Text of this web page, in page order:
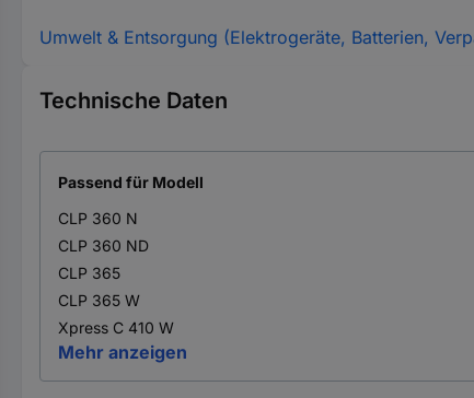
Umwelt & Entsorgung (Elektrogeräte, Batterien,
Technische Daten
Passend für Modell
CLP 360 N
CLP 360 ND
CLP 365
CLP 365 W
Xpress C 410 W
Mehr anzeigen